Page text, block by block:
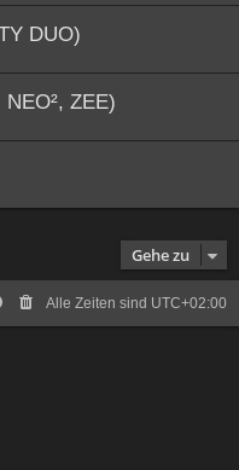
DUO)
ZEE)
Gehe zu
Alle Zeiten sind UTC+02:00